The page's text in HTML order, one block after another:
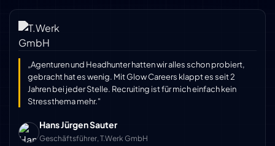
„Agenturen und Headhunter hatten wir alles schon probiert,
gebracht hat es wenig. Mit Glow Careers klappt es seit 2
Jahren bei jeder Stelle. Recruiting ist für mich einfach kein
Stressthema mehr."
Hans Jürgen Sauter
Geschäftsführer, T.Werk GmbH